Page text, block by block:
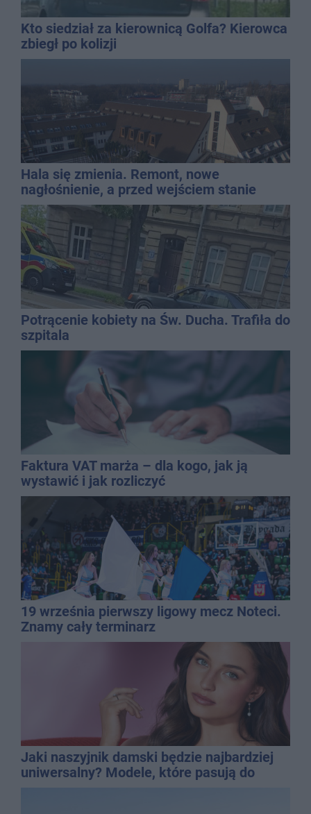
Kto siedział za kierownicą Golfa? Kierowca
zbiegł po kolizji
Hala się zmienia. Remont, nowe
nagłośnienie, a przed wejściem stanie
QEMETICA ARENA
Potrącenie kobiety na Św. Ducha. Trafiła do
szpitala
Faktura VAT marża – dla kogo, jak ją
wystawić i jak rozliczyć
19 września pierwszy ligowy mecz Noteci.
Znamy cały terminarz
Jaki naszyjnik damski będzie najbardziej
uniwersalny? Modele, które pasują do